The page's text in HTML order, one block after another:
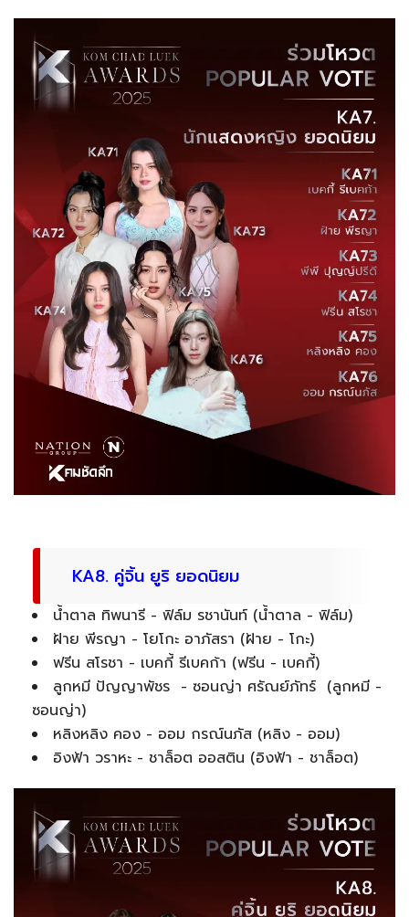
KA8. คู่จิ้น ยูริ ยอดนิยม
น้ำตาล ทิพนารี - ฟิล์ม รชานันท์ (น้ำตาล - ฟิล์ม)
ฝ้าย พีรญา - โยโกะ อาภัสรา (ฝ้าย - โกะ)
ฟรีน สโรชา - เบคกี้ รีเบคก้า (ฟรีน - เบคกี้)
ลูกหมี ปัญญาพัชร - ซอนญ่า ศรัณย์ภัทร์ (ลูกหมี -
ซอนญ่า)
หลิงหลิง คอง - ออม กรณ์นภัส (หลิง - ออม)
อิงฟ้า วราหะ - ชาล็อต ออสติน (อิงฟ้า - ชาล็อต)